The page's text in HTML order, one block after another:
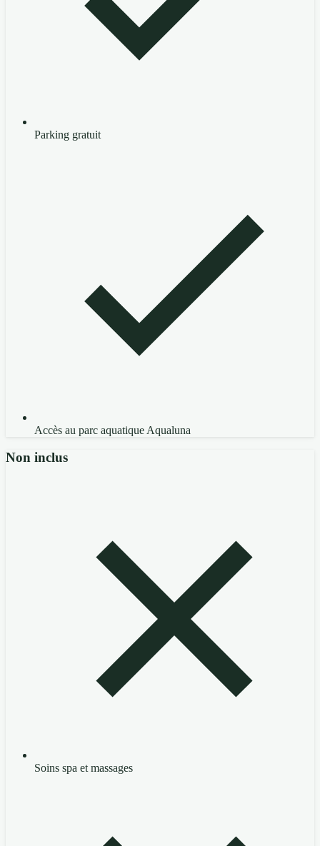
Parking gratuit
Accès au parc aquatique Aqualuna
Non inclus
Soins spa et massages